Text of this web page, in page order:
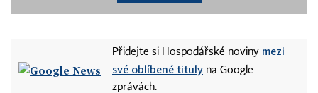
Přidejte si Hospodářské noviny mezi
své oblíbené tituly na Google
zprávách.